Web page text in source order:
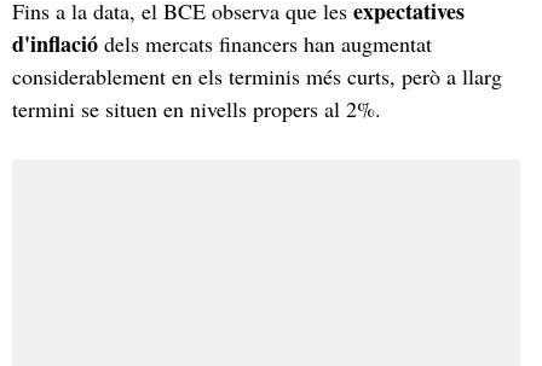
Fins a la data, el BCE observa que les expectatives
d'inflació dels mercats financers han augmentat
considerablement en els terminis més curts, però a llarg
termini se situen en nivells propers al 2%.